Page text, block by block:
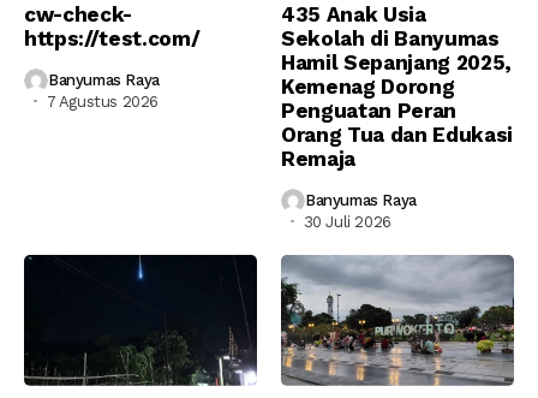
cw-check-
https://test.com/
Banyumas Raya
7 Agustus 2026
435 Anak Usia
Sekolah di Banyumas
Hamil Sepanjang 2025,
Kemenag Dorong
Penguatan Peran
Orang Tua dan Edukasi
Remaja
Banyumas Raya
30 Juli 2026